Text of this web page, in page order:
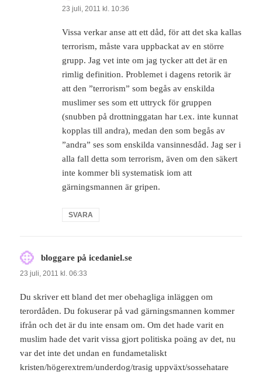
23 juli, 2011 kl. 10:36
Vissa verkar anse att ett dåd, för att det ska kallas
terrorism, måste vara uppbackat av en större
grupp. Jag vet inte om jag tycker att det är en
rimlig definition. Problemet i dagens retorik är
att den ”terrorism” som begås av enskilda
muslimer ses som ett uttryck för gruppen
(snubben på drottninggatan har t.ex. inte kunnat
kopplas till andra), medan den som begås av
”andra” ses som enskilda vansinnesdåd. Jag ser i
alla fall detta som terrorism, även om den säkert
inte kommer bli systematisk iom att
gärningsmannen är gripen.
SVARA
bloggare på icedaniel.se
23 juli, 2011 kl. 06:33
Du skriver ett bland det mer obehagliga inläggen om
terordåden. Du fokuserar på vad gärningsmannen kommer
ifrån och det är du inte ensam om. Om det hade varit en
muslim hade det varit vissa gjort politiska poäng av det, nu
var det inte det undan en fundametaliskt
kristen/högerextrem/underdog/trasig uppväxt/sossehatare